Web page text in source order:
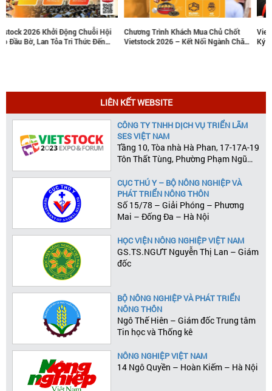
Chương Trình Khách Mua Chủ Chốt
Vietstock 2026 – Kết Nối Ngành Chăn
Vietstock 2026 Chính Thức Mở Đăng
Ký Tham Quan: Kết Nối Cùng Tương
LIÊN KẾT WEBSITE
CÔNG TY TNHH DỊCH VỤ TRIỂN LÃM
SES VIỆT NAM
Tầng 10, Tòa nhà Hà Phan, 17-17A-19
Tôn Thất Tùng, Phường Phạm Ngũ
CỤC THÚ Y – BỘ NÔNG NGHIỆP VÀ
PHÁT TRIỂN NÔNG THÔN
Số 15/78 – Giải Phóng – Phương
Mai – Đống Đa – Hà Nội
HỌC VIỆN NÔNG NGHIỆP VIỆT NAM
GS.TS.NGƯT Nguyễn Thị Lan – Giám
đốc
BỘ NÔNG NGHIỆP VÀ PHÁT TRIỂN
NÔNG THÔN
Ngô Thế Hiên – Giám đốc Trung tâm
Tin học và Thống kê
NÔNG NGHIỆP VIỆT NAM
14 Ngô Quyền – Hoàn Kiếm – Hà Nội